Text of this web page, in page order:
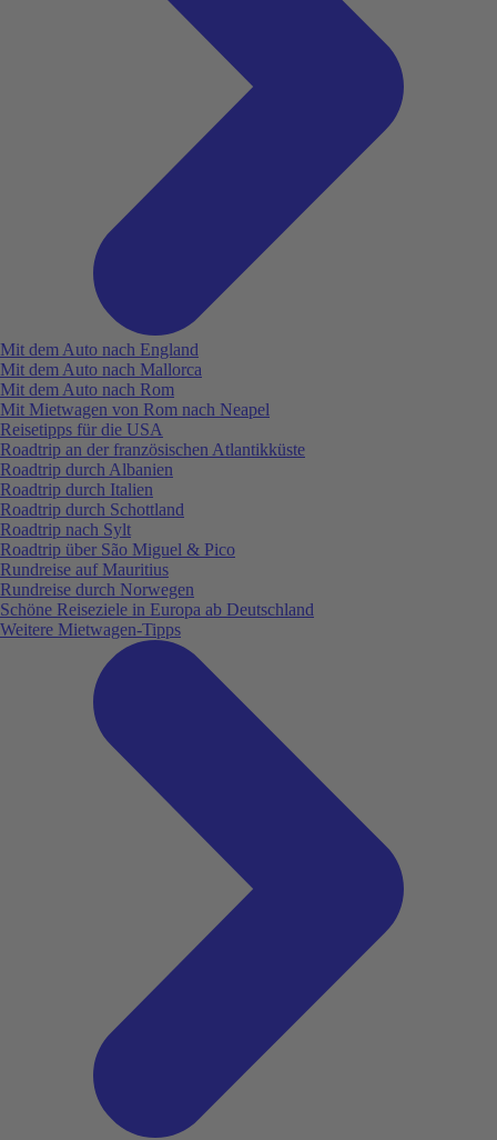
Mit dem Auto nach England
Mit dem Auto nach Mallorca
Mit dem Auto nach Rom
Mit Mietwagen von Rom nach Neapel
Reisetipps für die USA
Roadtrip an der französischen Atlantikküste
Roadtrip durch Albanien
Roadtrip durch Italien
Roadtrip durch Schottland
Roadtrip nach Sylt
Roadtrip über São Miguel & Pico
Rundreise auf Mauritius
Rundreise durch Norwegen
Schöne Reiseziele in Europa ab Deutschland
Weitere Mietwagen-Tipps